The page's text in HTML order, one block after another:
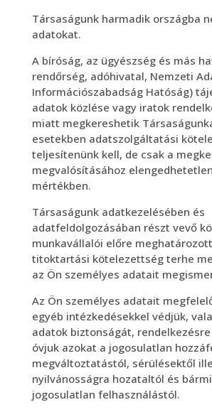
Társaságunk harmadik országba
adatokat.
A bíróság, az ügyészség és más
rendőrség, adóhivatal, Nemzeti
Információszabadság Hatóság)
adatok közlése vagy iratok
miatt megkereshetik
esetekben adatszolgáltatási
teljesítenünk kell, de csak a
megvalósításához
mértékben.
Társaságunk adatkezelésében és
adatfeldolgozásában részt vevő
munkavállalói előre
titoktartási kötelezettség terhe
az Ön személyes adatait
Az Ön személyes adatait
egyéb intézkedésekkel védjük,
adatok biztonságát,
óvjuk azokat a jogosulatlan
megváltoztatástól, sérülésektől
nyilvánosságra hozataltól és
jogosulatlan felhasználástól.